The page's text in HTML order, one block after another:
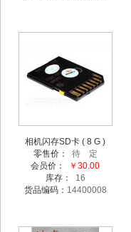
相机闪存SD卡 ( 8 G )
零售价： 待 定
会员价：
￥30.00
库存： 16
货品编码： 14400008